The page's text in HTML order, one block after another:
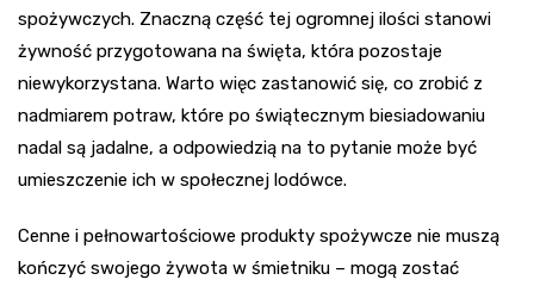
spożywczych. Znaczną część tej ogromnej ilości stanowi
żywność przygotowana na święta, która pozostaje
niewykorzystana. Warto więc zastanowić się, co zrobić z
nadmiarem potraw, które po świątecznym biesiadowaniu
nadal są jadalne, a odpowiedzią na to pytanie może być
umieszczenie ich w społecznej lodówce.
Cenne i pełnowartościowe produkty spożywcze nie muszą
kończyć swojego żywota w śmietniku – mogą zostać